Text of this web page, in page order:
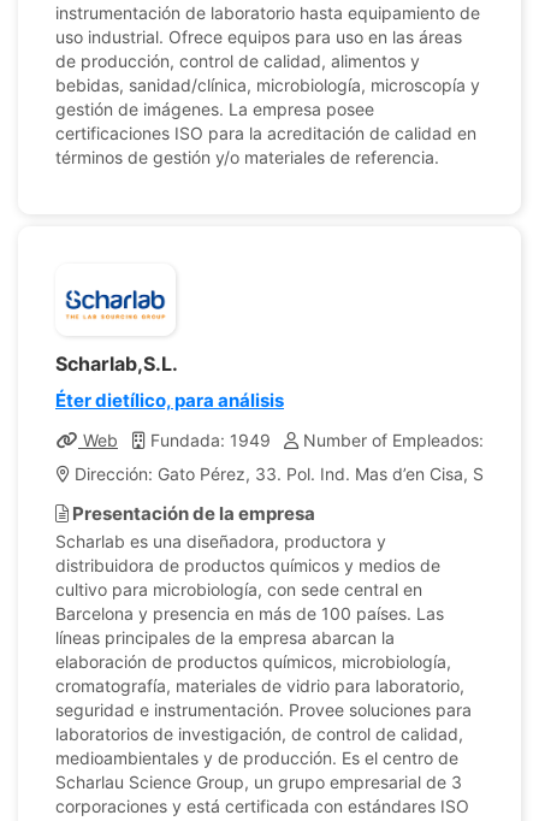
instrumentación de laboratorio hasta equipamiento de
uso industrial. Ofrece equipos para uso en las áreas
de producción, control de calidad, alimentos y
bebidas, sanidad/clínica, microbiología, microscopía y
gestión de imágenes. La empresa posee
certificaciones ISO para la acreditación de calidad en
términos de gestión y/o materiales de referencia.
Scharlab,S.L.
Éter dietílico, para análisis
Web Fundada: 1949
Number of Empleados: 200
Dirección: Gato Pérez, 33. Pol. Ind. Mas d’en Cisa,
Presentación de la empresa
Scharlab es una diseñadora, productora y
distribuidora de productos químicos y medios de
cultivo para microbiología, con sede central en
Barcelona y presencia en más de 100 países. Las
líneas principales de la empresa abarcan la
elaboración de productos químicos, microbiología,
cromatografía, materiales de vidrio para laboratorio,
seguridad e instrumentación. Provee soluciones para
laboratorios de investigación, de control de calidad,
medioambientales y de producción. Es el centro de
Scharlau Science Group, un grupo empresarial de 3
corporaciones y está certificada con estándares ISO